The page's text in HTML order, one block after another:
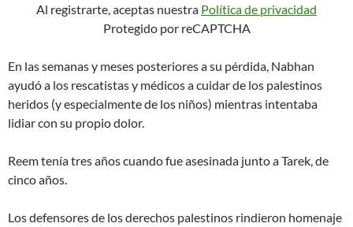
Al registrarte, aceptas nuestra Política de privacidad
Protegido por reCAPTCHA
En las semanas y meses posteriores a su pérdida, Nabhan
ayudó a los rescatistas y médicos a cuidar de los palestinos
heridos (y especialmente de los niños) mientras intentaba
lidiar con su propio dolor.
Reem tenía tres años cuando fue asesinada junto a Tarek, de
cinco años.
Los defensores de los derechos palestinos rindieron homenaje